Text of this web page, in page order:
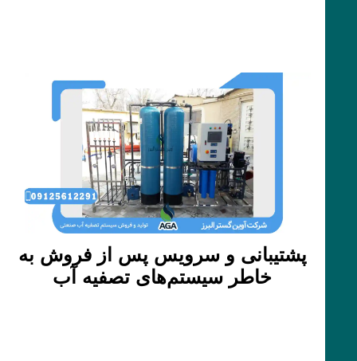
پشتیبانی و سرویس پس از فروش به
خاطر سیستم‌های تصفیه آب